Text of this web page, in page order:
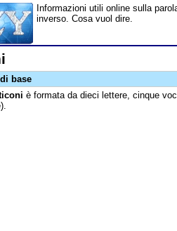
Informazioni utili online sulla
inverso. Cosa vuol dire.
base
è formata da dieci lettere, cinque